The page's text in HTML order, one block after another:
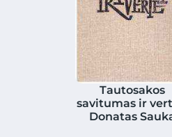
Tautosakos
savitumas ir
Donatas